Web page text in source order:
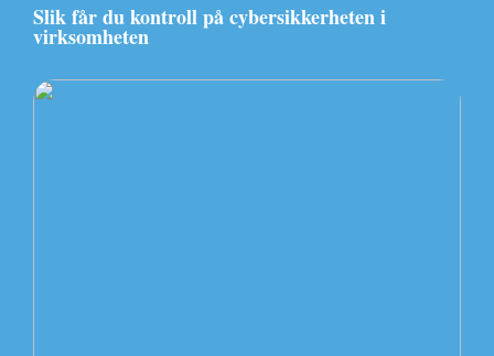
Slik får du kontroll på cybersikkerheten i
virksomheten